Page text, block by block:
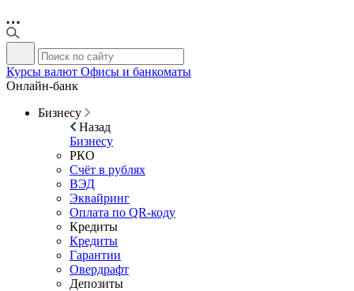
Курсы валют Офисы и банкоматы
Онлайн-банк
Бизнесу
Назад
Бизнесу
РКО
Счёт в рублях
ВЭД
Эквайринг
Оплата по QR-коду
Кредиты
Кредиты
Гарантии
Овердрафт
Депозиты